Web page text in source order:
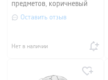
предметов, коричневый
Оставить отзыв
Нет в наличии